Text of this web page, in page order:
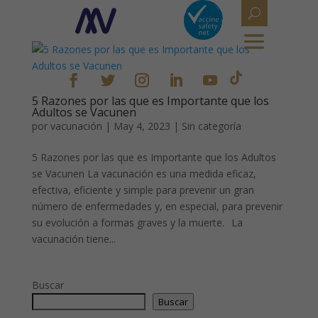
5 Razones por las que es Importante que los
Adultos se Vacunen
por vacunación | May 4, 2023 | Sin categoría
5 Razones por las que es Importante que los Adultos
se Vacunen La vacunación es una medida eficaz,
efectiva, eficiente y simple para prevenir un gran
número de enfermedades y, en especial, para prevenir
su evolución a formas graves y la muerte. La
vacunación tiene...
Buscar
Buscar